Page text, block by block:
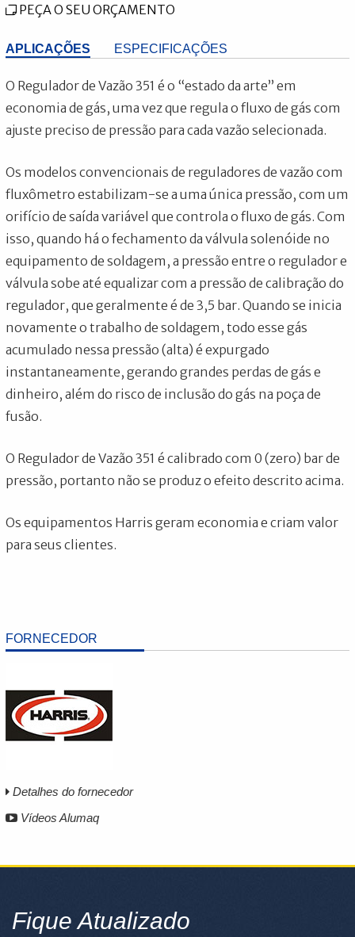
FORNECEDOR
Detalhes do fornecedor
Vídeos Alumaq
PEÇA O SEU ORÇAMENTO
APLICAÇÕES ESPECIFICAÇÕES
O Regulador de Vazão 351 é o “estado da arte” em
economia de gás, uma vez que regula o fluxo de gás com
ajuste preciso de pressão para cada vazão selecionada.
Os modelos convencionais de reguladores de vazão com
fluxômetro estabilizam-se a uma única pressão, com um
orifício de saída variável que controla o fluxo de gás. Com
isso, quando há o fechamento da válvula solenóide no
equipamento de soldagem, a pressão entre o regulador e
válvula sobe até equalizar com a pressão de calibração do
regulador, que geralmente é de 3,5 bar. Quando se inicia
novamente o trabalho de soldagem, todo esse gás
acumulado nessa pressão (alta) é expurgado
instantaneamente, gerando grandes perdas de gás e
dinheiro, além do risco de inclusão do gás na poça de
fusão.
O Regulador de Vazão 351 é calibrado com 0 (zero) bar de
pressão, portanto não se produz o efeito descrito acima.
Os equipamentos Harris geram economia e criam valor
para seus clientes.
Fique Atualizado